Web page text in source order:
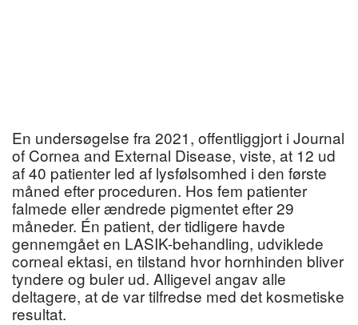
En undersøgelse fra 2021, offentliggjort i Journal
of Cornea and External Disease, viste, at 12 ud
af 40 patienter led af lysfølsomhed i den første
måned efter proceduren. Hos fem patienter
falmede eller ændrede pigmentet efter 29
måneder. Én patient, der tidligere havde
gennemgået en LASIK-behandling, udviklede
corneal ektasi, en tilstand hvor hornhinden bliver
tyndere og buler ud. Alligevel angav alle
deltagere, at de var tilfredse med det kosmetiske
resultat.